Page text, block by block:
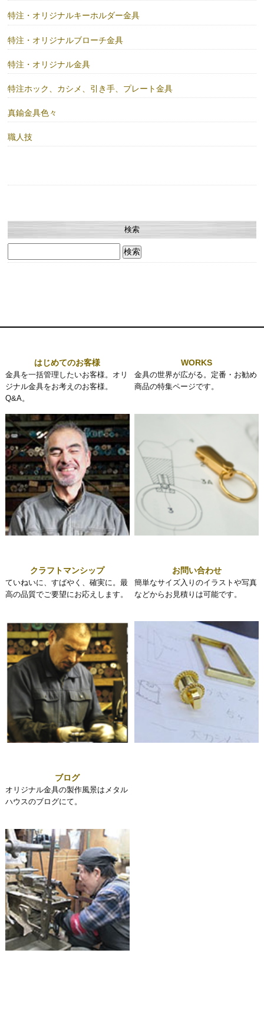
特注・オリジナルキーホルダー金具
特注・オリジナルブローチ金具
特注・オリジナル金具
特注ホック、カシメ、引き手、プレート金具
真鍮金具色々
職人技
検索
索:
はじめてのお客様
金具を一括管理したいお客様。オリ
ジナル金具をお考えのお客様。
Q&A。
WORKS
金具の世界が広がる。定番・お勧め
商品の特集ページです。
クラフトマンシップ
ていねいに、すばやく、確実に。最
高の品質でご要望にお応えします。
お問い合わせ
簡単なサイズ入りのイラストや写真
などからお見積りは可能です。
ブログ
オリジナル金具の製作風景はメタル
ハウスのブログにて。